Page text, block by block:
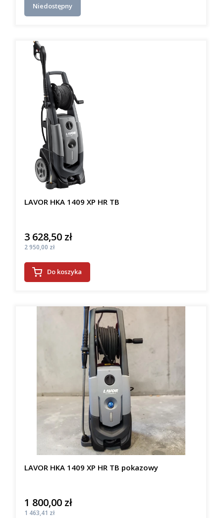
Niedostępny
LAVOR HKA 1409 XP HR TB
Cena
3 628,50 zł
Cena
2 950,00 zł
Do koszyka
LAVOR HKA 1409 XP HR TB pokazowy
Cena
1 800,00 zł
Cena
1 463,41 zł